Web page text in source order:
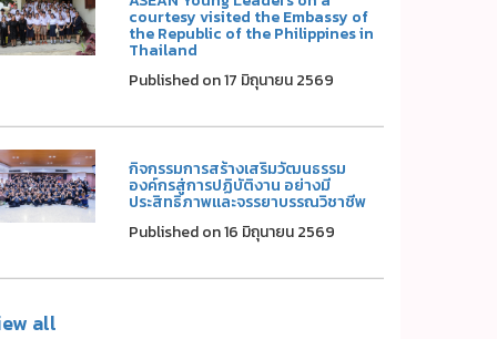
courtesy visited the Embassy of
the Republic of the Philippines in
Thailand
Published on 17 มิถุนายน 2569
กิจกรรมการสร้างเสริมวัฒนธรรม
องค์กรสู่การปฏิบัติงาน อย่างมี
ประสิทธิภาพและจรรยาบรรณวิชาชีพ
Published on 16 มิถุนายน 2569
all